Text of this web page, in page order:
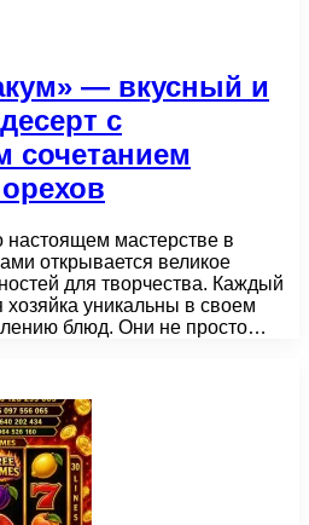
— вкусный и
с
сочетанием
настоящем мастерстве в
открывается великое
для творчества. Каждый
уникальны в своем
блюд. Они не просто…